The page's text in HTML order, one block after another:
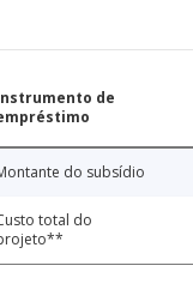
de
do subsídio
total do